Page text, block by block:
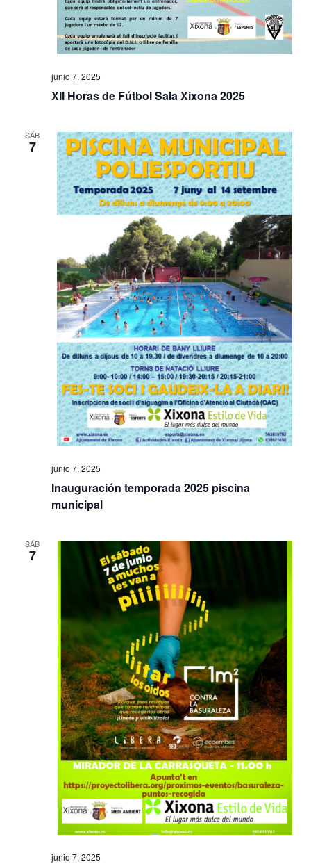
XII Horas de Fútbol Sala Xixona 2025
junio 7, 2025
SÁB
7
Inauguración temporada 2025 piscina
municipal
junio 7, 2025
SÁB
7
junio 7, 2025